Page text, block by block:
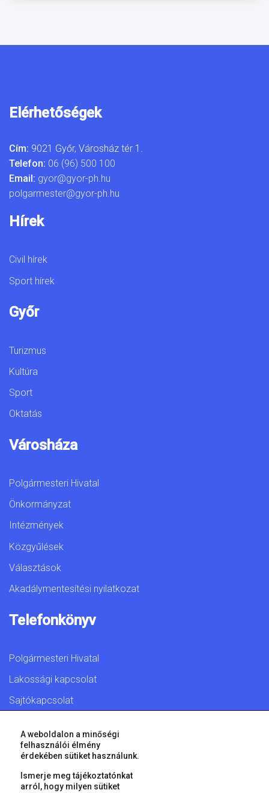
Elérhetőségek
Cím: 9021 Győr, Városház tér 1.
Telefon: 06 (96) 500 100
Email: gyor@gyor-ph.hu
polgarmester@gyor-ph.hu
Hírek
Civil hírek
Sport hírek
Győr
Turizmus
Kultúra
Sport
Oktatás
Városháza
Polgármesteri Hivatal
Önkormányzat
Intézmények
Közgyűlések
Választások
Akadálymentesítési nyilatkozat
Telefonkönyv
Polgármesteri Hivatal
Lakossági kapcsolat
Sajtókapcsolat
© 2026 Győr Megyei Jogú Város • Minden jog fenntartva!
A weboldalon a minőségi
felhasználói élmény
érdekében sütiket használunk.
Ismerje meg tájékoztatónkat
arról, hogy milyen sütiket